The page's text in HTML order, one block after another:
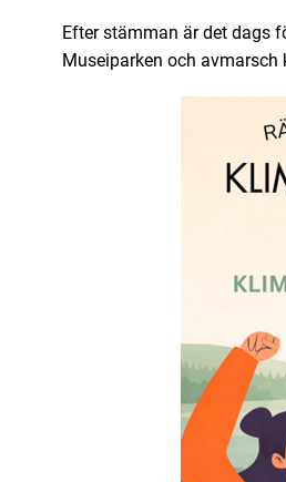
Efter stämman är det dags
Museiparken och